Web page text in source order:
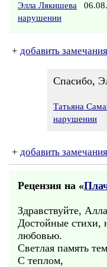
Элла Лякишева
нарушении
+ добавить замечания
Спасибо,
Татьяна
нарушении
+ добавить замечания
Рецензия на «
Здравствуйте,
Достойные стихи,
любовью.
Светлая память
С теплом,